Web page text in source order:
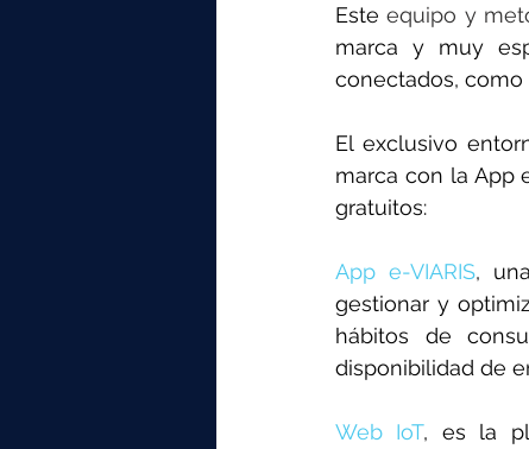
Este equipo y
marca y muy
conectados, como
El exclusivo
marca con la App
gratuitos:
App e-VIARIS,
gestionar y
hábitos de
disponibilidad de
Web IoT, es la